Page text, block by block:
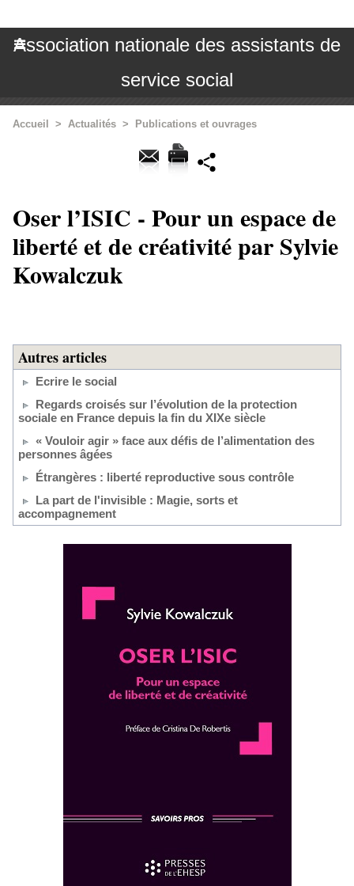
Association nationale des assistants de
service social
Accueil > Actualités > Publications et ouvrages
Oser l’ISIC - Pour un espace de
liberté et de créativité par Sylvie
Kowalczuk
Autres articles
Ecrire le social
Regards croisés sur l’évolution de la protection
sociale en France depuis la fin du XIXe siècle
« Vouloir agir » face aux défis de l’alimentation des
personnes âgées
Étrangères : liberté reproductive sous contrôle
La part de l'invisible : Magie, sorts et
accompagnement